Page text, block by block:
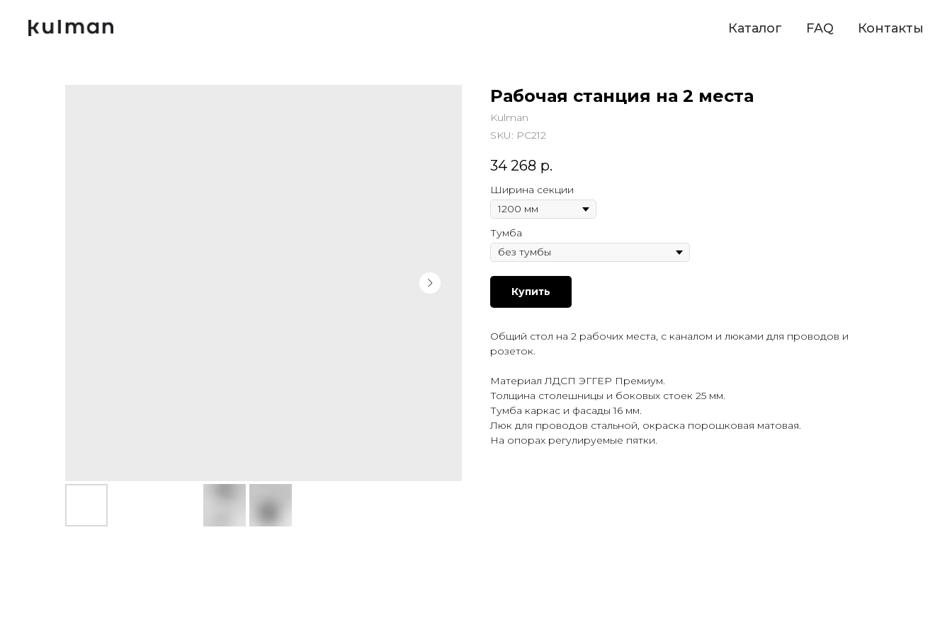
Каталог FAQ Контакты
Рабочая станция на 2 места
Kulman
SKU: РС212
34 268 р.
Ширина секции
Тумба
Купить
Общий стол на 2 рабочих места, с каналом и люками для проводов и
розеток.
Материал ЛДСП ЭГГЕР Премиум.
Толщина столешницы и боковых стоек 25 мм.
Тумба каркас и фасады 16 мм.
Люк для проводов стальной, окраска порошковая матовая.
На опорах регулируемые пятки.